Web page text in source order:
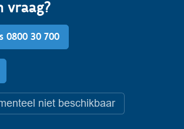
vraag?
0800 30 700
niet beschikbaar